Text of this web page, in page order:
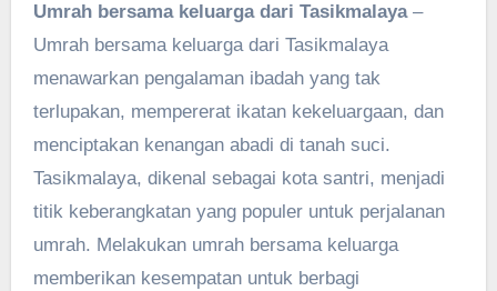
Umrah bersama keluarga dari Tasikmalaya–
Umrah bersama keluarga dari Tasikmalaya
menawarkan pengalaman ibadah yang tak
terlupakan, mempererat ikatan kekeluargaan, dan
menciptakan kenangan abadi di tanah suci.
Tasikmalaya, dikenal sebagai kota santri, menjadi
titik keberangkatan yang populer untuk perjalanan
umrah. Melakukan umrah bersama keluarga
memberikan kesempatan untuk berbagi